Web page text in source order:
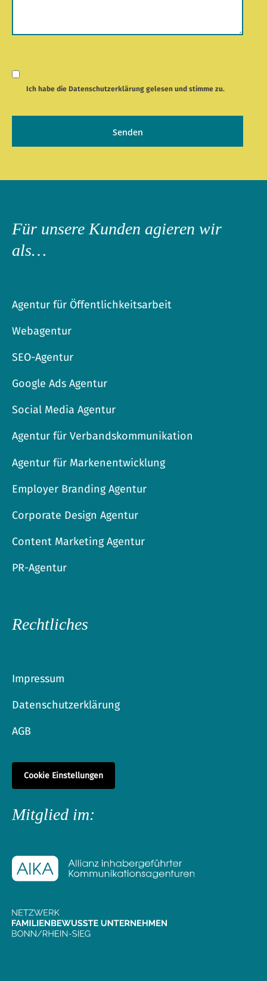
Ich habe dieDatenschutzerklärung gelesen und stimme zu.
Für unsere Kunden agieren wir
als…
Agentur für Öffentlichkeitsarbeit
Webagentur
SEO-Agentur
Google Ads Agentur
Social Media Agentur
Agentur für Verbandskommunikation
Agentur für Markenentwicklung
Employer Branding Agentur
Corporate Design Agentur
Content Marketing Agentur
PR-Agentur
Rechtliches
Impressum
Datenschutzerklärung
AGB
Cookie Einstellungen
Mitglied im: